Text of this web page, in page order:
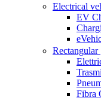
Electrical
EV
Rectangular
Fibra